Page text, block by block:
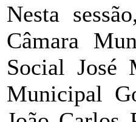
Nesta
Câmara
Social José
Municipal